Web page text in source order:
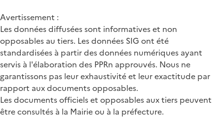
Avertissement :
Les données diffusées sont informatives et non
opposables au tiers. Les données SIG ont été
standardisées à partir des données numériques ayant
servis à l'élaboration des PPRn approuvés. Nous ne
garantissons pas leur exhaustivité et leur exactitude par
rapport aux documents opposables.
Les documents officiels et opposables aux tiers peuvent
être consultés à la Mairie ou à la préfecture.